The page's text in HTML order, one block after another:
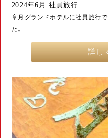
2024年6月 社員旅行
章月グランドホテルに社員旅行
た
詳し